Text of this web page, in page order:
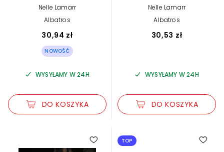
Nelle Lamarr
Albatros
30,94 zł
NOWOŚĆ
WYSYŁAMY W 24H
DO KOSZYKA
Nelle Lamarr
Albatros
30,53 zł
WYSYŁAMY W 24H
DO KOSZYKA
TOP